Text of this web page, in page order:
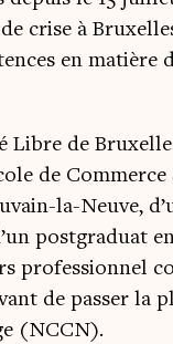
crise à
en matière
Libre de
de Commerce
la-Neuve,
postgraduat
professionnel
de passer la
(NCCN).